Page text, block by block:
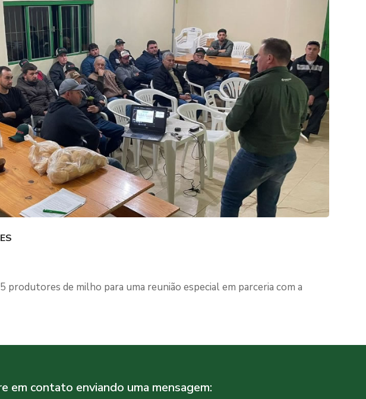
produtores de milho para uma reunião especial em parceria com a
em contato enviando uma mensagem: